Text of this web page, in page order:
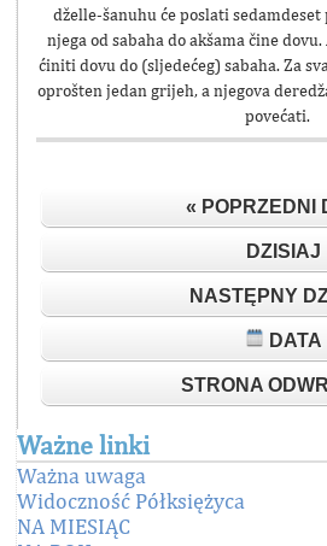
dželle-šanuhu će poslati
njega od sabaha do akšama čine dovu.
ćiniti dovu do (sljedećeg) sabaha. Za
oprošten jedan grijeh, a njegova
povećati.
« POPRZEDNI
DZISIAJ
NASTĘPNY
DATA
STRONA
Ważne linki
Ważna uwaga
Widoczność Półksiężyca
NA MIESIĄC